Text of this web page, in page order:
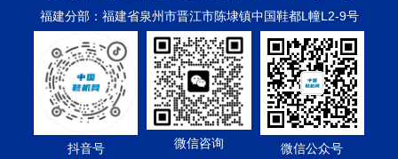
福建分部：福建省泉州市晋江市陈埭镇中国鞋都L幢L2-9号
微信公众号
微信咨询
抖音号